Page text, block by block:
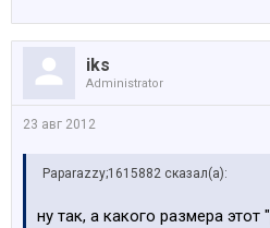
iks
Administrator
23 авг 2012
Paparazzy;1615882 сказал(а):
ну так, а какого размера